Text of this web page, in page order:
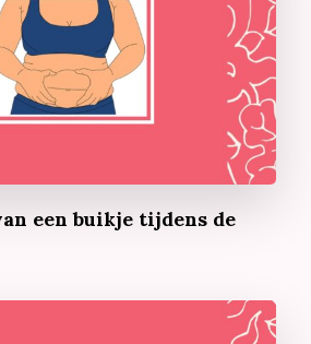
een buikje tijdens de